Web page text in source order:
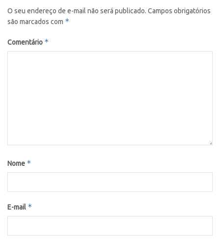
O seu endereço de e-mail não será publicado. Campos obrigatórios
são marcados com *
Comentário *
Nome *
E-mail *